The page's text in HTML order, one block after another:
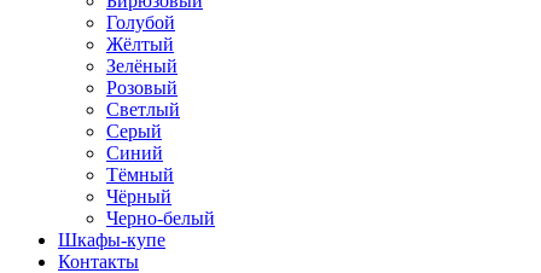
Голубой
Жёлтый
Зелёный
Розовый
Светлый
Серый
Синий
Тёмный
Чёрный
Черно-белый
Шкафы-купе
Контакты